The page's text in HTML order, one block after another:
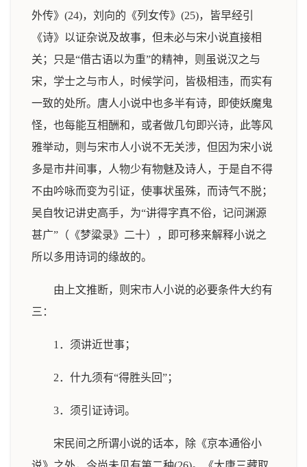
外传》(24)，刘向的《列女传》(25)，皆早经引
《诗》以证杂说及故事，但未必与宋小说直接相
关；只是“借古语以为重”的精神，则虽说汉之与
宋，学士之与市人，时候学问，皆极相违，而实有
一致的处所。唐人小说中也多半有诗，即使妖魔鬼
怪，也每能互相酬和，或者做几句即兴诗，此等风
雅举动，则与宋市人小说不无关涉，但因为宋小说
多是市井间事，人物少有物魅及诗人，于是自不得
不由吟咏而变为引证，使事状虽殊，而诗气不脱；
吴自牧记讲史高手，为“讲得字真不俗，记问渊源
甚广”（《梦粱录》二十），即可移来解释小说之
所以多用诗词的缘故的。
由上文推断，则宋市人小说的必要条件大约有
三：
1．须讲近世事；
2．什九须有“得胜头回”；
3．须引证诗词。
宋民间之所谓小说的话本，除《京本通俗小